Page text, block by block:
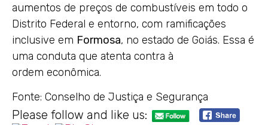
aumentos de preços de combustíveis em todo o
Distrito Federal e entorno, com ramificações
inclusive em Formosa, no estado de Goiás. Essa é
uma conduta que atenta contra à
ordem econômica.
Fonte: Conselho de Justiça e Segurança
Please follow and like us: